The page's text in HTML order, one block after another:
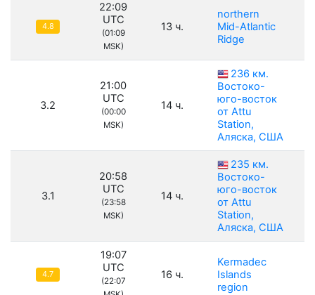
4.8
22:09
UTC
(01:09
MSK)
13 ч.
northern
Mid-Atlantic
Ridge
3.2
21:00
UTC
(00:00
MSK)
14 ч.
236 км.
Востоко-
юго-восток
от Attu
Station,
Аляска, США
3.1
20:58
UTC
(23:58
MSK)
14 ч.
235 км.
Востоко-
юго-восток
от Attu
Station,
Аляска, США
4.7
19:07
UTC
(22:07
16 ч.
Kermadec
Islands
region